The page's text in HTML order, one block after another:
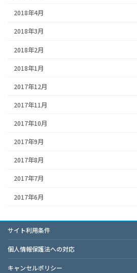
2018年4月
2018年3月
2018年2月
2018年1月
2017年12月
2017年11月
2017年10月
2017年9月
2017年8月
2017年7月
2017年6月
サイト利用条件
個人情報保護法への対応
キャンセルポリシー